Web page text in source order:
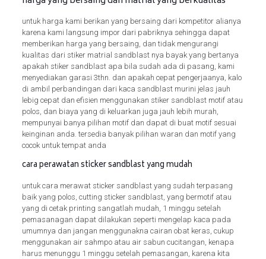
untuk harga kami berikan yang bersaing dari kompetitor alianya
karena kami langsung impor dari pabriknya sehingga dapat
memberikan harga yang bersaing, dan tidak mengurangi
kualitas dari stiker matrial sandblast nya bayak yang bertanya
apakah stiker sandblast apa bila sudah ada di pasang, kami
menyediakan garasi 3thn. dan apakah cepat pengerjaanya, kalo
di ambil perbandingan dari kaca sandblast murini jelas jauh
lebig cepat dan efisien menggunakan stiker sandblast motif atau
polos, dan biaya yang di keluarkan juga jauh lebih murah,
mempunyai banya pilihan motif dan dapat di buat motif sesuai
keinginan anda. tersedia banyak pilihan waran dan motif yang
cocok untuk tempat anda
cara perawatan sticker sandblast yang mudah
untuk cara merawat sticker sandblast yang sudah terpasang
baik yang polos, cutting sticker sandblast, yang bermotif atau
yang di cetak printing sangatlah mudah, 1 minggu setelah
pemasanagan dapat dilakukan seperti mengelap kaca pada
umumnya dan jangan menggunakna cairan obat keras, cukup
menggunakan air sahmpo atau air sabun cucitangan, kenapa
harus menunggu 1 minggu setelah pemasangan, karena kita